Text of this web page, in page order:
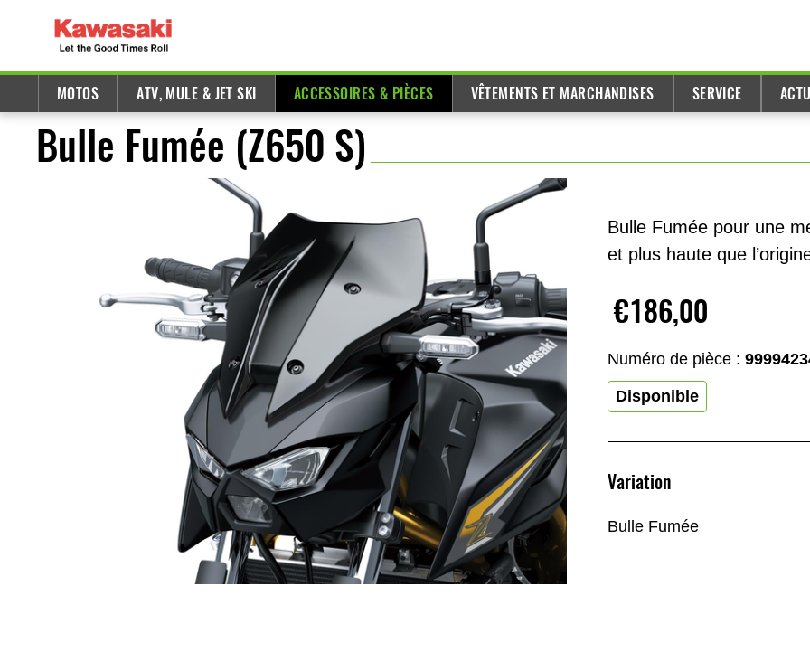
MOTOS ATV, MULE & JET SKI ACCESSOIRES & PIÈCES VÊTEMENTS ET MARCHANDISES SERVICE
Bulle Fumée (Z650 S)
Bulle Fumée pour une
et plus haute que
€186,00
Numéro de pièce :
Disponible
Variation
Bulle Fumée